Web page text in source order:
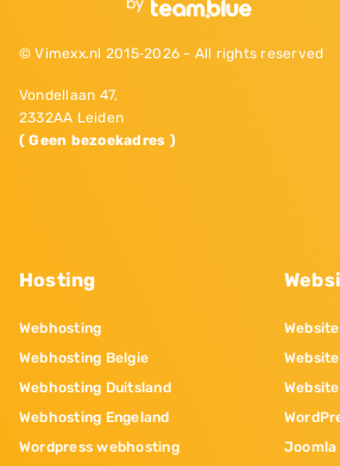
© Vimexx.nl 2015‐2026 - All rights reserved
Vondellaan 47,
2332AA Leiden
( Geen bezoekadres )
Hosting
Webhosting
Webhosting Belgie
Webhosting Duitsland
Webhosting Engeland
Wordpress webhosting
Joomla